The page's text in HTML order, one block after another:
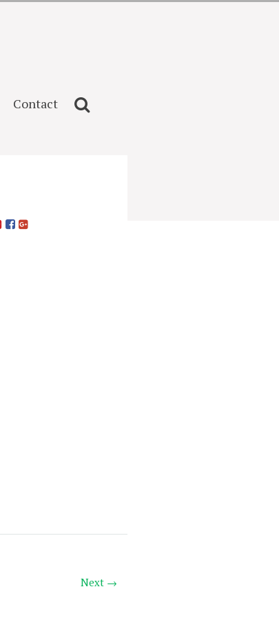
Contact
Next →